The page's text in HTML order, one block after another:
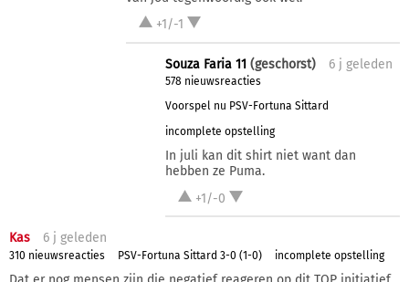
+1/-1
Souza Faria 11 (geschorst) 6 j geleden
578 nieuwsreacties
Voorspel nu PSV-Fortuna Sittard
incomplete opstelling
In juli kan dit shirt niet want dan
hebben ze Puma.
+1/-0
Kas 6 j geleden
310 nieuwsreacties PSV-Fortuna Sittard 3-0 (1-0) incomplete opstelling